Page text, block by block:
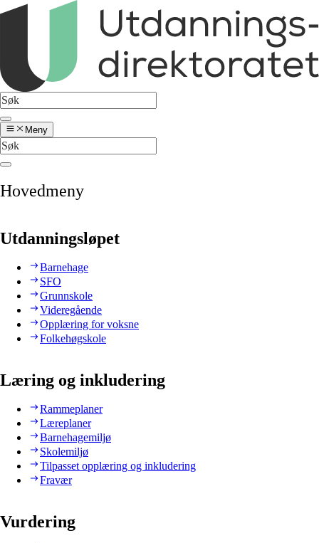
Meny
Hovedmeny
Utdanningsløpet
Barnehage
SFO
Grunnskole
Videregående
Opplæring for voksne
Folkehøgskole
Læring og inkludering
Rammeplaner
Læreplaner
Barnehagemiljø
Skolemiljø
Tilpasset opplæring og inkludering
Fravær
Vurdering